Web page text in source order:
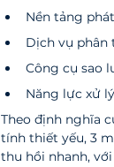
Nền tảng
Dịch vụ phân
Công cụ sao
Năng lực xử
Theo định nghĩa
tính thiết yếu, 3
thu hồi nhanh,